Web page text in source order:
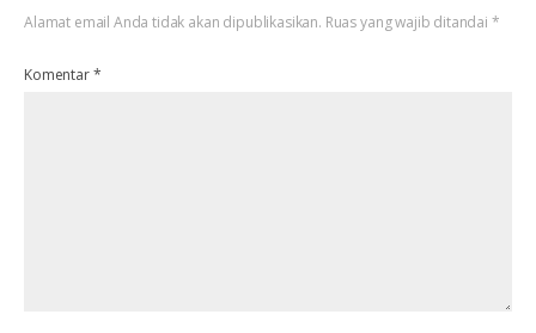
Alamat email Anda tidak akan dipublikasikan. Ruas yang wajib ditandai *
Komentar*